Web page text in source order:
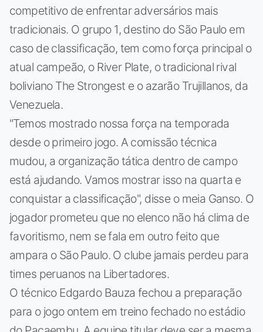
competitivo de enfrentar adversários mais
tradicionais. O grupo 1, destino do São Paulo em
caso de classificação, tem como força principal o
atual campeão, o River Plate, o tradicional rival
boliviano The Strongest e o azarão Trujillanos, da
Venezuela.
"Temos mostrado nossa força na temporada
desde o primeiro jogo. A comissão técnica
mudou, a organização tática dentro de campo
está ajudando. Vamos mostrar isso na quarta e
conquistar a classificação", disse o meia Ganso. O
jogador prometeu que no elenco não há clima de
favoritismo, nem se fala em outro feito que
ampara o São Paulo. O clube jamais perdeu para
times peruanos na Libertadores.
O técnico Edgardo Bauza fechou a preparação
para o jogo ontem em treino fechado no estádio